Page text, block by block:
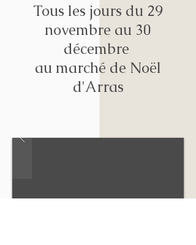
Tous les jours du 29
novembre au 30
décembre
au marché de Noël
d'Arras